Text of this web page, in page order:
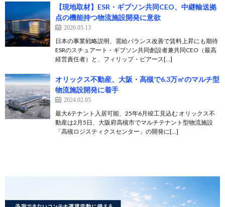
【現地取材】ESR・ギブソン共同CEO、中継輸送拠
点の機能持つ物流施設開発に意欲
2026.05.13
日本の事業戦略説明、需給バランス改善で賃料上昇にも期待
ESRのスチュアート・ギブソン共同創設者兼共同CEO（最高
経営責任者）と、フィリップ・ピアース[…]
オリックス不動産、大阪・高槻で6.3万㎡のマルチ型
物流施設開発に着手
2024.02.05
最大6テナント入居可能、25年6月竣工見込む オリックス不
動産は2月5日、大阪府高槻市でマルチテナント型物流施設
「高槻ロジスティクスセンター」の開発に[…]